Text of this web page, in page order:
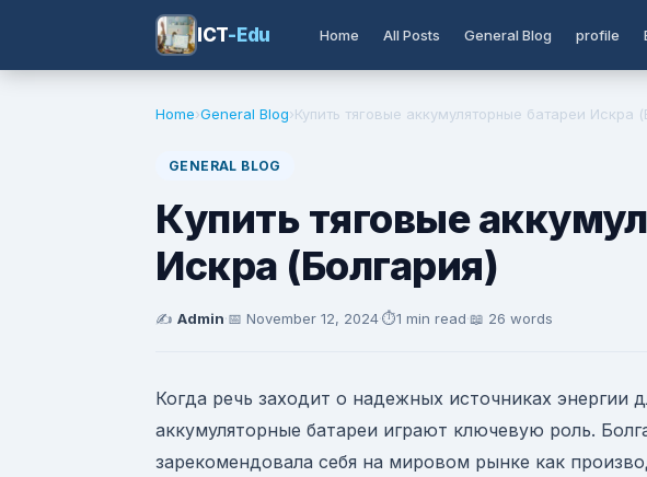
ICT-Edu Home All Posts General Blog profile
Home›General Blog›Купить тяговые аккумуляторные батареи Искра
GENERAL BLOG
Купить тяговые
Искра (Болгария)
✍️ Admin·📅 November 12, 2024·⏱️1 min read·📖 26 words
Когда речь заходит о надежных источниках энергии
аккумуляторные батареи играют ключевую роль.
зарекомендовала себя на мировом рынке как